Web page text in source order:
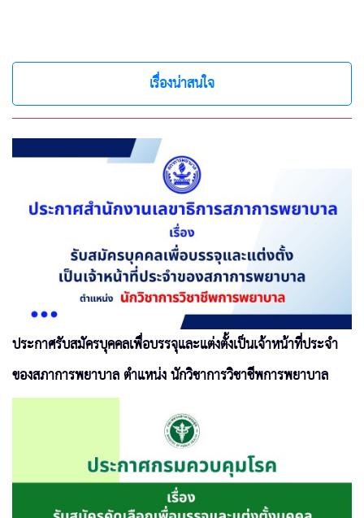
เรื่องน่าสนใจ
ประกาศรับสมัครบุคคลเพื่อบรรจุและแต่งตั้งเป็นเจ้าหน้าที่ประจำ
ของสภาการพยาบาล ตำแหน่ง นักวิชาการวิชาชีพการพยาบาล